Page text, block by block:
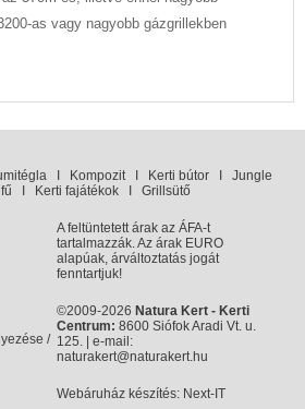
as vagy nagyobb gázgrillekben
I KompozitI Kerti bútorI Jungle
Kerti fajátékokI Grillsütő
/
A feltüntetett árak az ÁFA-t
tartalmazzák. Az árak EURO
alapúak, árváltoztatás jogát
fenntartjuk!
©2009-2026 Natura Kert - Kerti
Centrum: 8600 Siófok Aradi Vt. u.
125. | e-mail:
naturakert@naturakert.hu
Webáruház készítés: Next-IT